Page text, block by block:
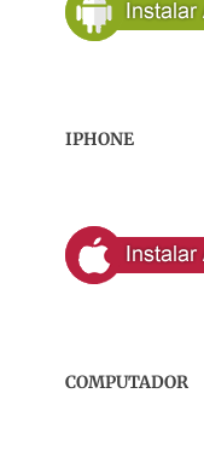
IPHONE
COMPUTADOR